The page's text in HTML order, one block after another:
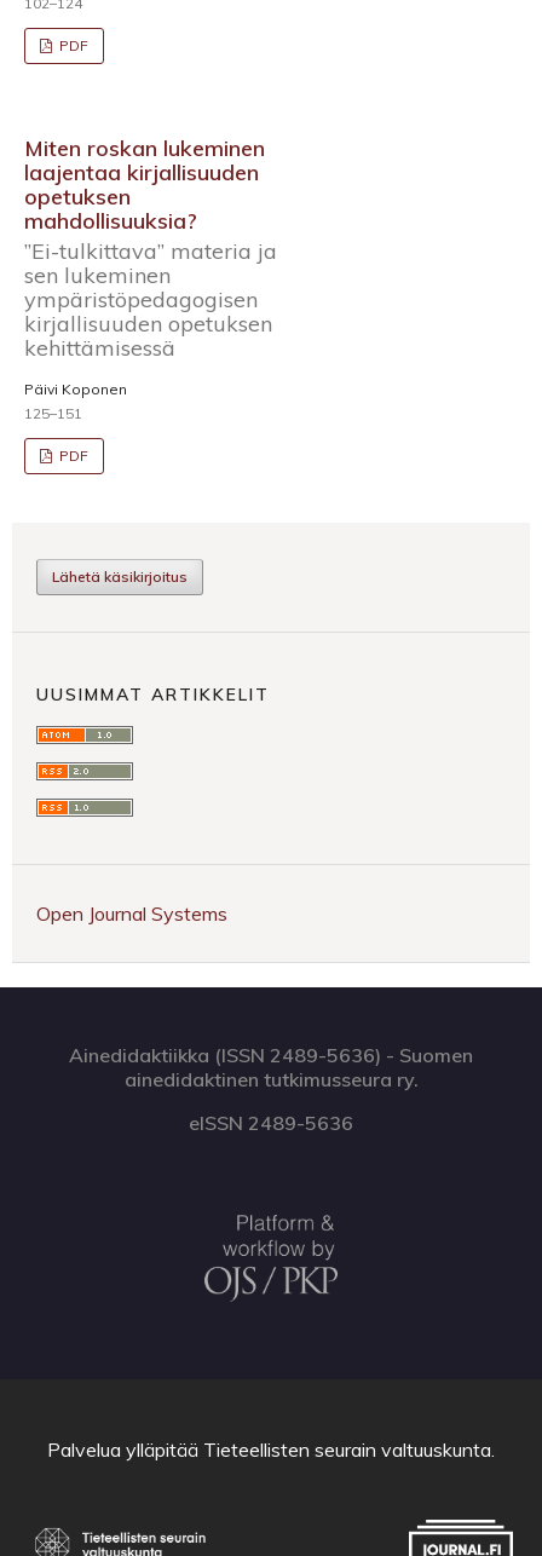
PDF
Miten roskan lukeminen
laajentaa kirjallisuuden
opetuksen
mahdollisuuksia?
”Ei-tulkittava” materia ja
sen lukeminen
ympäristöpedagogisen
kirjallisuuden opetuksen
kehittämisessä
Päivi Koponen
125–151
PDF
Lähetä käsikirjoitus
UUSIMMAT ARTIKKELIT
Open Journal Systems
Ainedidaktiikka (ISSN 2489-5636) - Suomen
ainedidaktinen tutkimusseura ry.
eISSN 2489-5636
Palvelua ylläpitää Tieteellisten seurain valtuuskunta